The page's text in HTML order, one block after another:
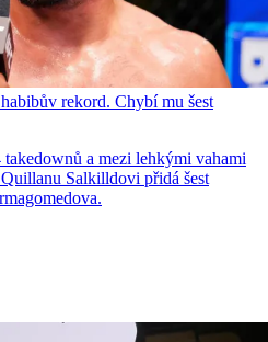
rekord. Chybí mu šest
a mezi lehkými vahami
Salkilldovi přidá šest